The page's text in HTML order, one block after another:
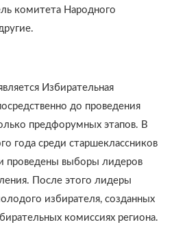
комитета Народного
Избирательная
до проведения
предфорумных этапов. В
года среди старшеклассников
проведены выборы лидеров
После этого лидеры
избирателя, созданных
комиссиях региона.